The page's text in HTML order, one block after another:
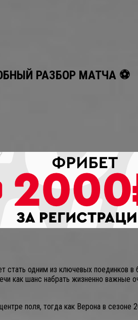
РАЗБОР МАТЧА ⚽
стать одним из ключевых поединков
как шанс набрать жизненно
поля, тогда как Верона в сезоне